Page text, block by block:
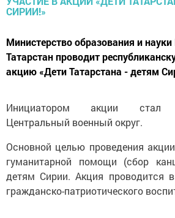
Министерство образования и науки
Татарстан проводит
акцию «Дети Татарстана - детям
Инициатором акции стал
Центральный военный округ.
Основной целью проведения
гуманитарной помощи (сбор
детям Сирии. Акция проводится
гражданско-патриотического